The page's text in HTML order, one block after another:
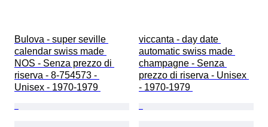
Bulova - super seville
calendar swiss made
NOS - Senza prezzo di
riserva - 8-754573 -
Unisex - 1970-1979
viccanta - day date
automatic swiss made
champagne - Senza
prezzo di riserva - Unisex
- 1970-1979